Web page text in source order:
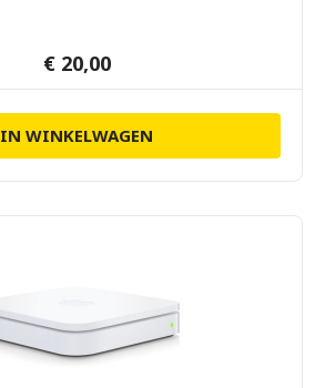
€ 20,00
IN WINKELWAGEN